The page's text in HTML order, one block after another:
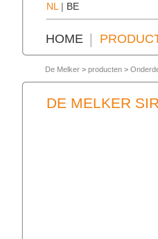
NL | BE
HOME
De Melker > producten >
DE MELKER